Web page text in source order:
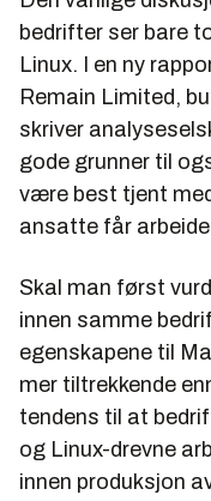
bedrifter ser bare
Linux. I en ny
Remain Limited,
skriver
gode grunner til
være best tjent
ansatte får
Skal man først
innen samme
egenskapene til
mer tiltrekkende
tendens til at
og Linux-drevne
innen produksjon